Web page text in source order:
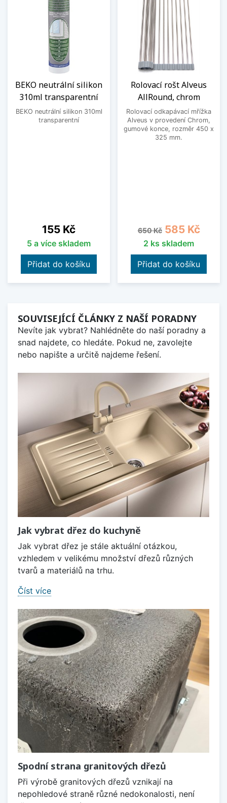
BEKO neutrální silikon
310ml transparentní
BEKO neutrální silikon 310ml
transparentní
Cena
155 Kč
5 a více skladem
Přidat do košíku
Rolovací rošt Alveus
AllRound, chrom
Rolovací odkapávací mřížka
Alveus v provedení Chrom,
gumové konce, rozměr 450 x
325 mm.
Běžná cena
650 Kč Cena
585 Kč
2 ks skladem
Přidat do košíku
SOUVISEJÍCÍ ČLÁNKY Z NAŠÍ PORADNY
Nevíte jak vybrat? Nahlédněte do naší poradny a
snad najdete, co hledáte. Pokud ne, zavolejte
nebo napište a určitě najdeme řešení.
Jak vybrat dřez do kuchyně
Jak vybrat dřez je stále aktuální otázkou,
vzhledem v velikému množství dřezů různých
tvarů a materiálů na trhu.
Číst více
Spodní strana granitových dřezů
Při výrobě granitových dřezů vznikají na
nepohledové straně různé nedokonalosti, není